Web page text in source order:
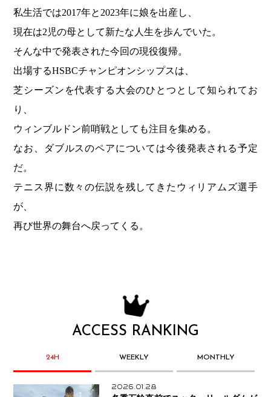
私生活では2017年と2023年に娘を出産し、
現在は2児の母として新たな人生を歩んでいた。
そんな中で発表された今回の現役復帰。
出場するHSBCチャンピオンシップスは、
芝シーズンを代表する大会のひとつとして知られてお
り、
ウィンブルドン前哨戦としても注目を集める。
なお、ダブルスのペアについては今後発表される予定
だ。
テニス界に数々の伝説を残してきたウィリアムズ選手
が、
再び世界の舞台へ戻ってくる。
ACCESS RANKING
24H WEEKLY MONTHLY
2026.01.28